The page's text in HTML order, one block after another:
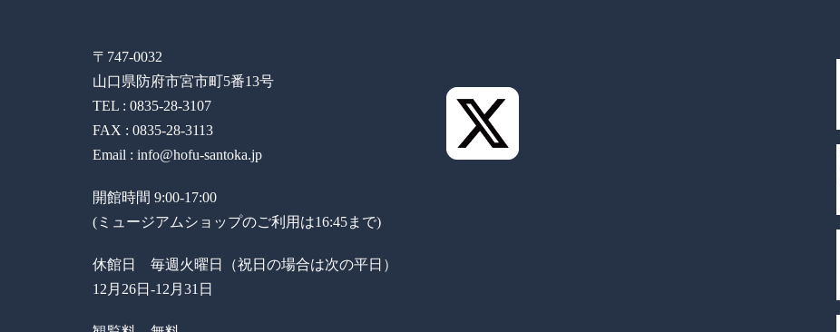
〒747-0032
山口県防府市宮市町5番13号
TEL : 0835-28-3107
FAX : 0835-28-3113
Email : info@hofu-santoka.jp
開館時間 9:00-17:00
(ミュージアムショップのご利用は16:45まで)
休館日 毎週火曜日（祝日の場合は次の平日）
12月26日-12月31日